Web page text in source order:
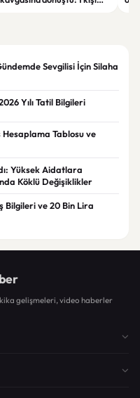
Sevgilisi İçin Silaha
Yılı Tatil Bilgileri
Tablosu ve
Yüksek Aidatlara
Köklü Değişiklikler
Bilgileri ve 20 Bin Lira
gelişmeleri, video haberler